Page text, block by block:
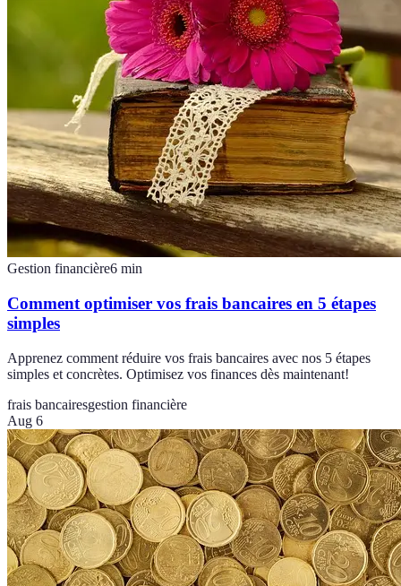
Gestion financière6 min
Comment optimiser vos frais bancaires en 5 étapes
simples
Apprenez comment réduire vos frais bancaires avec nos 5 étapes
simples et concrètes. Optimisez vos finances dès maintenant!
frais bancairesgestion financière
Aug 6